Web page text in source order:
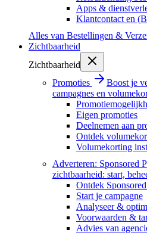
Apps &
Klantcontact en
Alles van Bestellingen &
Zichtbaarheid
Zichtbaarheid
Promoties
Boost je
campagnes en
Eigen promoties
Deelnemen aan
Ontdek
Volumekorting
Adverteren: Sponsored
zichtbaarheid: start,
Ontdek
Start je campagne
Analyseer &
Voorwaarden &
Advies van